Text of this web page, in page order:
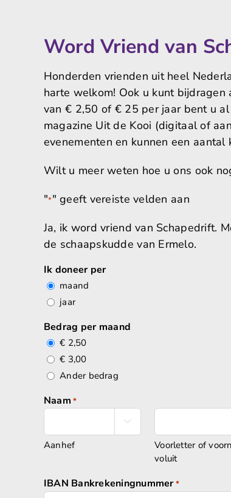
Word Vriend van
Honderden vrienden uit heel
harte welkom! Ook u kunt
van € 2,50 of € 25 per jaar bent u
magazine Uit de Kooi (digitaal of
evenementen en kunnen een
Wilt u meer weten hoe u ons ook
"*" geeft vereiste velden aan
Ja, ik word vriend van Schapedrift.
de schaapskudde van Ermelo.
Ik doneer per
maand
jaar
Bedrag per maand
€ 2,50
€ 3,00
Ander bedrag
Naam *

Aanhef
Voorletter of
voluit
IBAN Bankrekeningnummer*